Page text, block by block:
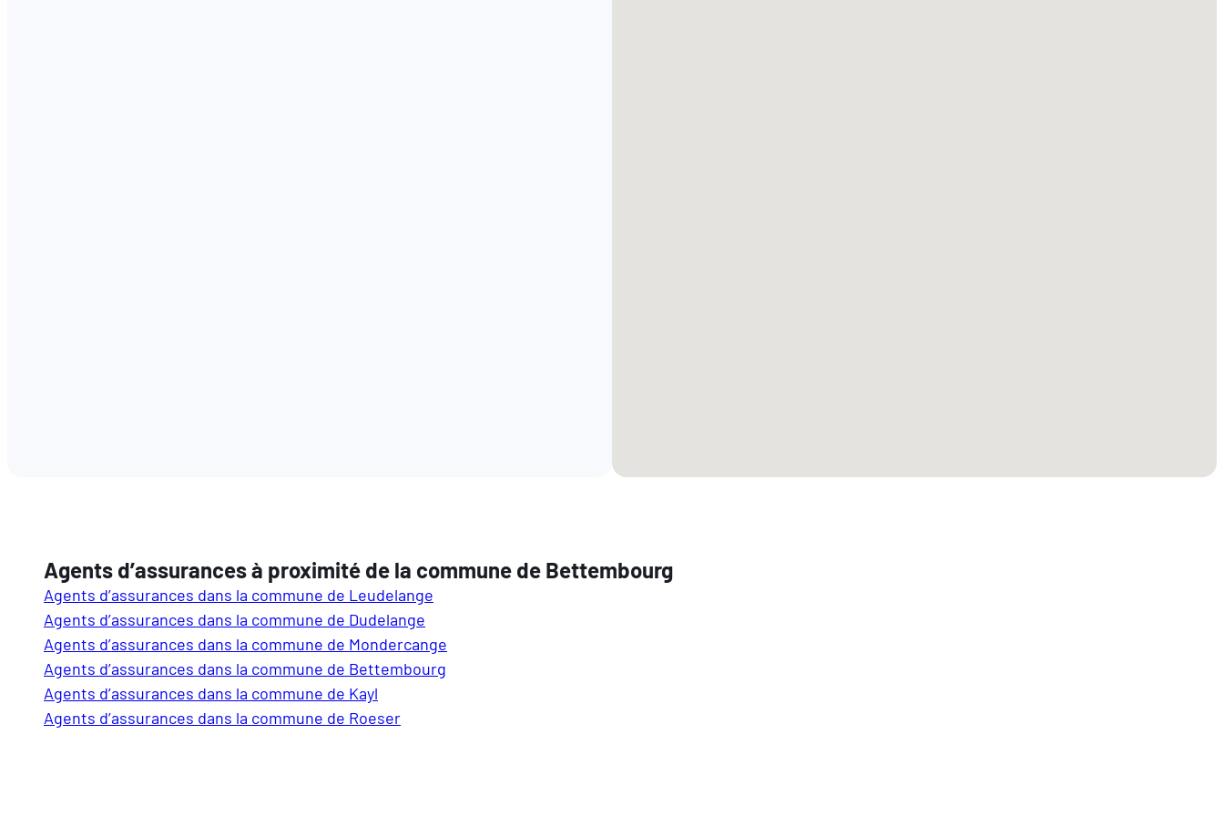
Agents d’assurances à proximité de la commune de Bettembourg
Agents d’assurances dans la commune de Leudelange
Agents d’assurances dans la commune de Dudelange
Agents d’assurances dans la commune de Mondercange
Agents d’assurances dans la commune de Bettembourg
Agents d’assurances dans la commune de Kayl
Agents d’assurances dans la commune de Roeser